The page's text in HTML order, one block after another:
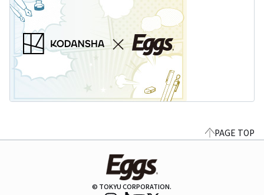
PAGE TOP
© TOKYU CORPORATION.